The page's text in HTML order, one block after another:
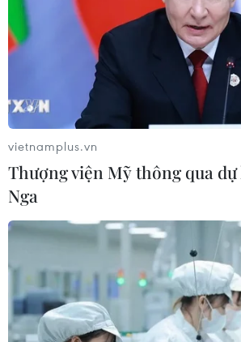
TIN CÙNG CHUYÊN MỤC
Iceland trước cuộc trưng cầu ý dân
vietnamplus.vn
Thượng viện Mỹ thông qua
Nga